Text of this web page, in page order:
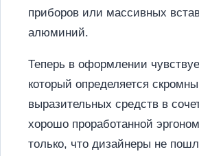
приборов или массивных
алюминий.
Теперь в оформлении
который определяется
выразительных средств в
хорошо проработанной
только, что дизайнеры не